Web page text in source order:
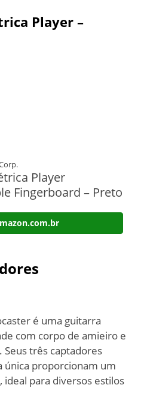
Player –
Player
Fingerboard – Preto
é uma guitarra
com corpo de amieiro e
três captadores
única proporcionam um
ideal para diversos estilos